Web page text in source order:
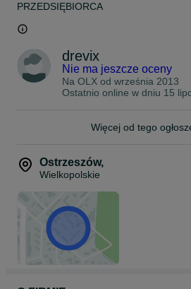
PRZEDSIĘBIORCA
drevix
Nie ma jeszcze oceny
Na OLX od września 2013
Ostatnio online w dniu 15
Więcej od tego
Ostrzeszów,
Wielkopolskie